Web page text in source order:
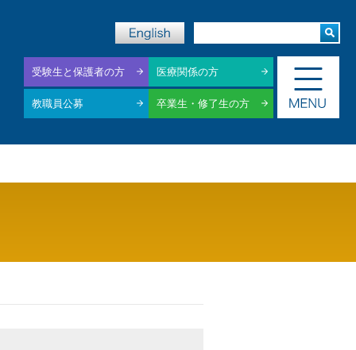
受験生と保護者の方 医療関係の方
教職員公募 卒業生・修了生の方